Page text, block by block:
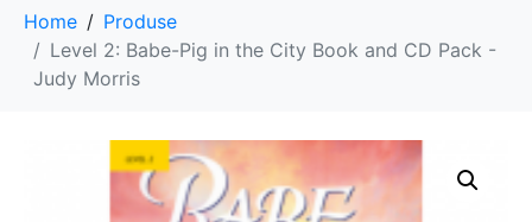
Home
Produse
Level 2: Babe-Pig in the City Book and CD Pack -
Judy Morris